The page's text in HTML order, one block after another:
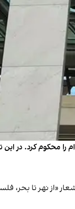
را محکوم کرد. در
«از نهر تا بحر،